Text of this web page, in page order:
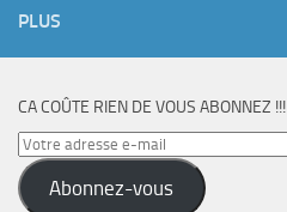
PLUS
CA COÛTE RIEN DE VOUS ABONNEZ !!!
Votre
adresse
e-
Abonnez-vous